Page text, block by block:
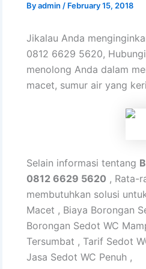
Byadmin / February 15, 2018
Jikalau Anda
0812 6629 5620,
menolong Anda dalam
macet, sumur air yang
Selain informasi tentang
0812 6629 5620 , Rata-
membutuhkan solusi
Macet , Biaya Borongan
Borongan Sedot WC
Tersumbat , Tarif Sedot
Jasa Sedot WC Penuh ,